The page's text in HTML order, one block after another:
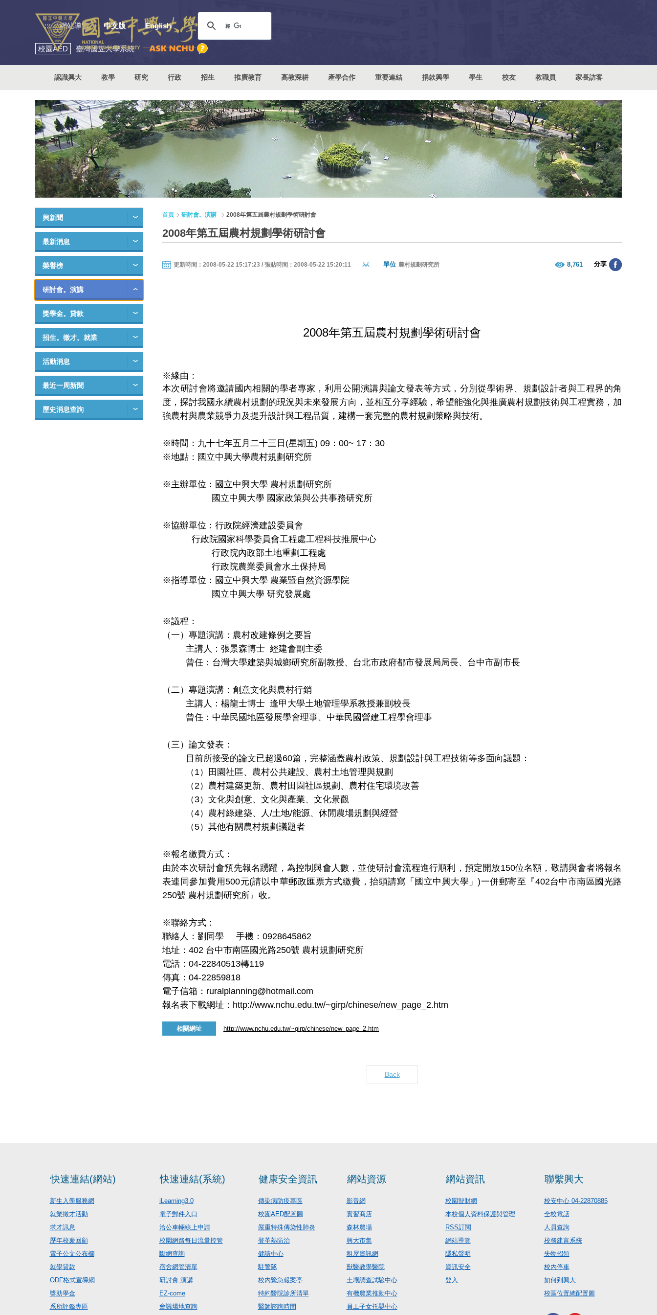
::: 網站導覽 中文版 English
校園AED 臺灣國立大學系統
認識興大 教學 研究 行政 招生 推廣教育 高教深耕 產學合作 重要連結 捐款興學 學生 校友 教職員 家長訪客
興新聞
最新消息
榮譽榜
研討會。演講
獎學金。貸款
招生。徵才。就業
活動消息
最近一周新聞
歷史消息查詢
首頁 研討會。演講 2008年第五屆農村規劃學術研討會
2008年第五屆農村規劃學術研討會
更新時間：2008-05-22 15:17:23 / 張貼時間：2008-05-22 15:20:11 單位 農村規劃研究所 8,761 分享
2008年第五屆農村規劃學術研討會
※緣由：
本次研討會將邀請國內相關的學者專家，利用公開演講與論文發表等方式，分別從學術界、規劃設計者與工程界的角
度，探討我國永續農村規劃的現況與未來發展方向，並相互分享經驗，希望能強化與推廣農村規劃技術與工程實務，加
強農村與農業競爭力及提升設計與工程品質，建構一套完整的農村規劃策略與技術。
※時間：九十七年五月二十三日 (星期五) 09 ： 00~ 17 ： 30
※地點：國立中興大學農村規劃研究所
※主辦單位：國立中興大學 農村規劃研究所
國立中興大學 國家政策與公共事務研究所
※協辦單位： 行政院經濟建設委員會
行政院國家科學委員會工程處工程科技推展中心
行政院內政部土地重劃工程處
行政院農業委員會水土保持局
※指導單位：國立中興大學 農業暨自然資源學院
國立中興大學 研究發展處
※議程：
（一）專題演講：農村改建條例之要旨
主講人： 張景森博士 經建會副主委
曾任：台灣大學建築與城鄉研究所副教授、台北市政府都市發展局局長、台中市副市長
（二）專題演講：創意文化與農村行銷
主講人： 楊龍士博士 逢甲大學土地管理學系教授兼副校長
曾任：中華民國地區發展學會理事、中華民國營建工程學會理事
（三）論文發表：
目前所接受的論文已超過60篇，完整涵蓋農村政策、規劃設計與工程技術等多面向議題：
（ 1）田園社 區、 農村公共建設、 農村土地管理與規劃
（2） 農村建築更新、農村田園社區規劃、農村住宅環境改善
（3） 文化與創意、文化與產業、文化景觀
（4）農村綠建築、人/土地/能源、休閒農場規劃與經營
（5）其他有關農村規劃議題者
※報名繳費方式：
由於本次研討會預先報名踴躍，為控制與會人數，並使研討會流程進行順利，預定開放150位名額，敬請與會者將報名
表連同參加費用500元(請以中華郵政匯票方式繳費，抬頭請寫「國立中興大學」)一併郵寄至『402台中市南區國光路
250號 農村規劃研究所』收。
※聯絡方式：
聯絡人：劉 同學 手機： 0928645862
地址： 402 台中市南區國光路250號 農村規劃研究所
電話： 04-22840513轉119
傳真： 04-22859818
電子信箱： ruralplanning@hotmail.com
報名表下載網址： http://www.nchu.edu.tw/~girp/chinese/new_page_2.htm
相關網址 http://www.nchu.edu.tw/~girp/chinese/new_page_2.htm
Back
快速連結(網站)
新生入學服務網
就業徵才活動
求才訊息
歷年校慶回顧
電子公文公布欄
就學貸款
ODF格式宣導網
獎助學金
系所評鑑專區
快速連結(系統)
iLearning3.0
電子郵件入口
洽公車輛線上申請
校園網路每日流量控管
斷網查詢
宿舍網管清單
研討會.演講
EZ-come
會議場地查詢
健康安全資訊
傳染病防疫專區
校園AED配置圖
嚴重特殊傳染性肺炎
登革熱防治
健諮中心
駐警隊
校內緊急報案亭
特約醫院診所清單
醫師諮詢時間
網站資源
影音網
實習商店
森林農場
興大市集
租屋資訊網
獸醫教學醫院
土壤調查試驗中心
有機農業推動中心
員工子女托嬰中心
網站資訊
校園智財網
本校個人資料保護與管理
RSS訂閱
網站導覽
隱私聲明
資訊安全
登入
聯繫興大
校安中心 04-22870885
全校電話
人員查詢
校務建言系統
失物招領
校內停車
如何到興大
校區位置總配置圖